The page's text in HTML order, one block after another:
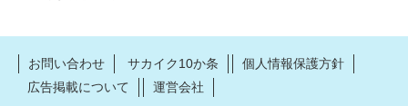
お問い合わせ サカイク10か条
個人情報保護方針
広告掲載について
運営会社